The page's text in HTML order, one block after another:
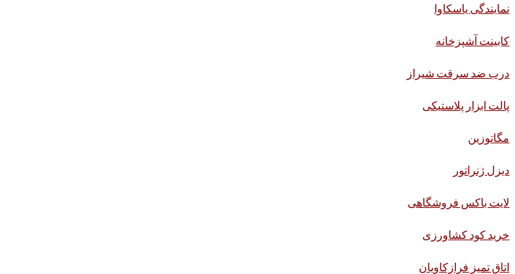
نمایندگی یاسکاوا
کابینت آشپزخانه
درب ضد سرقت شیراز
پالت ابزار پلاستیکی
مگاتوزین
دیزل ژنراتور
لایت باکس فروشگاهی
خرید کود کشاورزی
اتاق تمیز فرازکاویان